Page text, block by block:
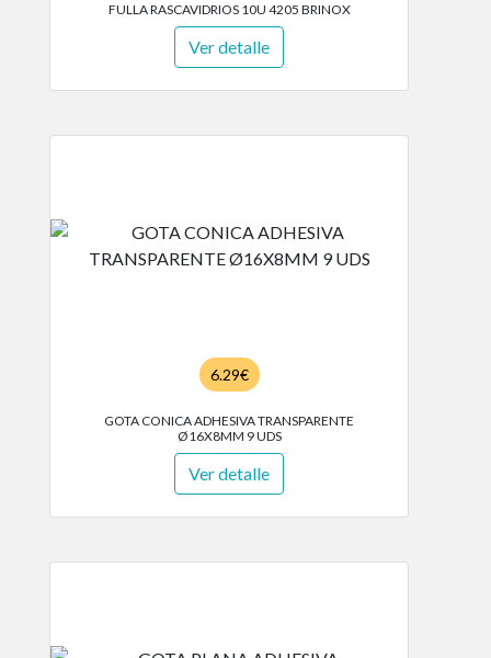
FULLA RASCAVIDRIOS 10U 4205 BRINOX
Ver detalle
6.29€
GOTA CONICA ADHESIVA TRANSPARENTE
Ø16X8MM 9 UDS
Ver detalle